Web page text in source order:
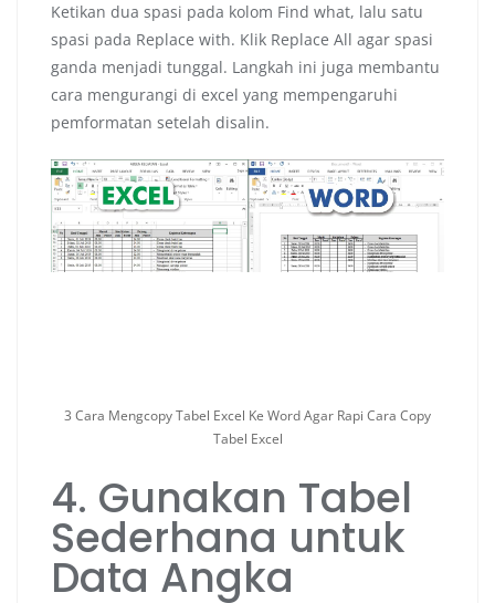
Ketikan dua spasi pada kolom Find what, lalu satu
spasi pada Replace with. Klik Replace All agar spasi
ganda menjadi tunggal. Langkah ini juga membantu
cara mengurangi di excel yang mempengaruhi
pemformatan setelah disalin.
3 Cara Mengcopy Tabel Excel Ke Word Agar Rapi Cara Copy
Tabel Excel
4. Gunakan Tabel
Sederhana untuk
Data Angka